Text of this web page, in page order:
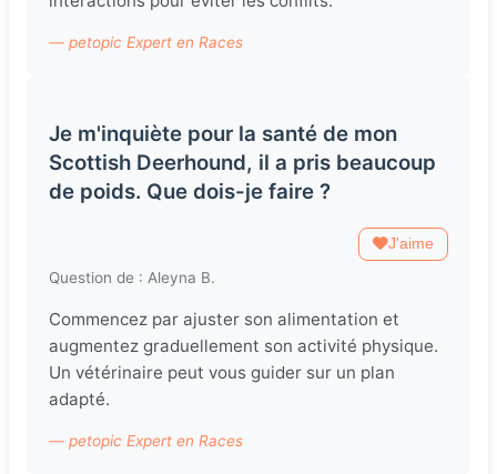
— petopic Expert en Races
Je m'inquiète pour la santé de mon
Scottish Deerhound, il a pris beaucoup
de poids. Que dois-je faire ?
J'aime
Question de : Aleyna B.
Commencez par ajuster son alimentation et
augmentez graduellement son activité physique.
Un vétérinaire peut vous guider sur un plan
adapté.
— petopic Expert en Races